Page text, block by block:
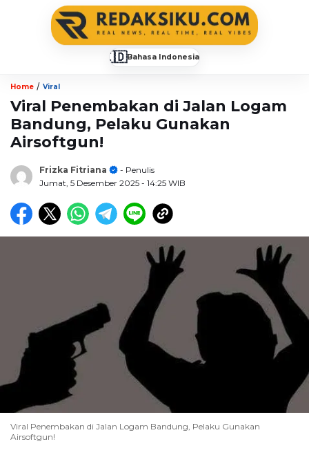
🇮🇩Bahasa Indonesia
Home / Viral
Viral Penembakan di Jalan Logam
Bandung, Pelaku Gunakan
Airsoftgun!
Frizka Fitriana
- Penulis
Jumat, 5 Desember 2025 - 14:25 WIB
Viral Penembakan di Jalan Logam Bandung, Pelaku Gunakan
Airsoftgun!